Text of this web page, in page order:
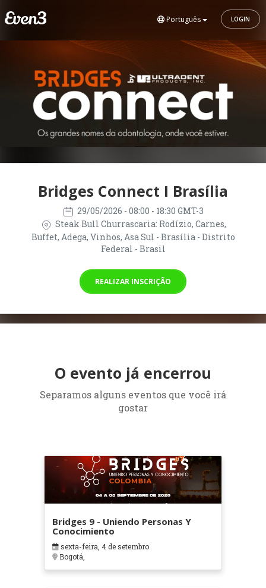
Português LOGIN
Bridges Connect I Brasília
29/05/2026 - 08:00 - 18:30 GMT-3
Steak Bull Churrascaria: Rodízio, Carnes,
Buffet, Adega, Vinhos, Asa Sul - Brasília - Distrito
Federal - Brasil
REALIZAR INSCRIÇÃO
O evento já encerrou
Separamos alguns eventos que você irá
gostar
Bridges 9 - Uniendo Personas Y
Conocimiento
sexta-feira, 4 de setembro
Bogotá,